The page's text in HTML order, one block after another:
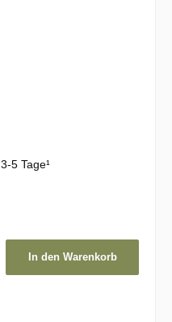
5 Tage¹
In den Warenkorb